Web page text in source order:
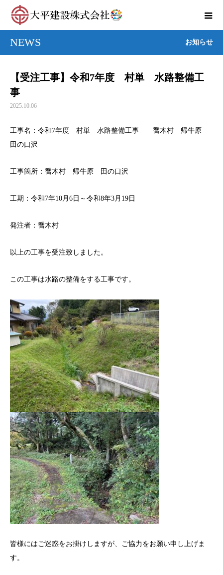
NEWS お知らせ
【受注工事】令和7年度 村単 水路整備工
事
2025.10.06
工事名：令和7年度 村単 水路整備工事 喬木村 帰牛原
田の口沢
工事箇所：喬木村 帰牛原 田の口沢
工期：令和7年10月6日～令和8年3月19日
発注者：喬木村
以上の工事を受注致しました。
この工事は水路の整備をする工事です。
皆様にはご迷惑をお掛けしますが、ご協力をお願い申し上げま
す。